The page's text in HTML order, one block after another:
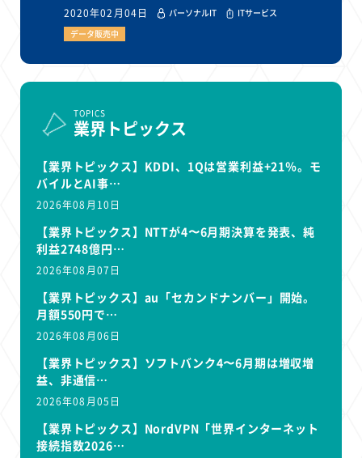
2020年02月04日 パーソナルIT
ITサービス
データ販売中
TOPICS
業界トピックス
【業界トピックス】KDDI、1Qは営業利益+21％。モ
バイルとAI事…
2026年08月10日
【業界トピックス】NTTが4〜6月期決算を発表、純
利益2748億円…
2026年08月07日
【業界トピックス】au「セカンドナンバー」開始。
月額550円で…
2026年08月06日
【業界トピックス】ソフトバンク4〜6月期は増収増
益、非通信…
2026年08月05日
【業界トピックス】NordVPN「世界インターネット
接続指数2026…